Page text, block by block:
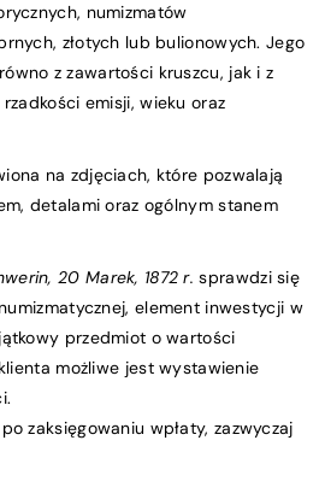
numizmatów
złotych lub bulionowych. Jego
z zawartości kruszcu, jak i z
emisji, wieku oraz
na zdjęciach, które pozwalają
detalami oraz ogólnym stanem
20 Marek, 1872 r.sprawdzi się
element inwestycji w
przedmiot o wartości
możliwe jest wystawienie
zaksięgowaniu wpłaty, zazwyczaj